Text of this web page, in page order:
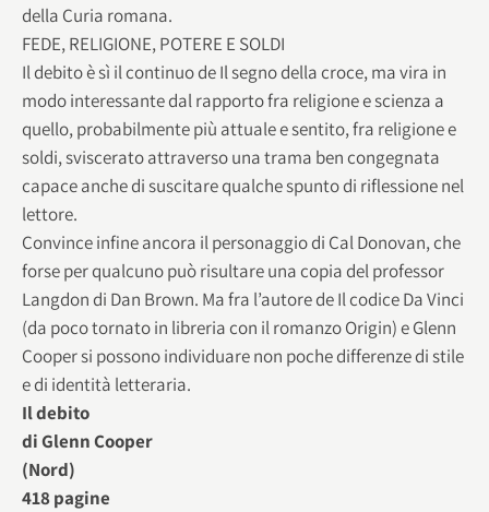
della Curia romana.
FEDE, RELIGIONE, POTERE E SOLDI
Il debito è sì il continuo de Il segno della croce, ma vira in
modo interessante dal rapporto fra religione e scienza a
quello, probabilmente più attuale e sentito, fra religione e
soldi, sviscerato attraverso una trama ben congegnata
capace anche di suscitare qualche spunto di riflessione nel
lettore.
Convince infine ancora il personaggio di Cal Donovan, che
forse per qualcuno può risultare una copia del professor
Langdon di Dan Brown. Ma fra l’autore de Il codice Da Vinci
(da poco tornato in libreria con il romanzo Origin) e Glenn
Cooper si possono individuare non poche differenze di stile
e di identità letteraria.
Il debito
di Glenn Cooper
(Nord)
418 pagine